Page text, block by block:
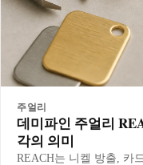
주얼리
데미파인 주얼리
각의 의미
REACH는 니켈 방출, 카